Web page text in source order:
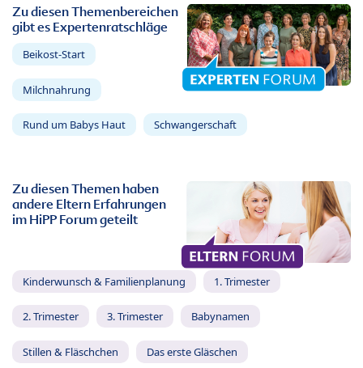
Zu diesen Themenbereichen
gibt es Expertenratschläge
Beikost-Start
Milchnahrung
Rund um Babys Haut Schwangerschaft
Zu diesen Themen haben
andere Eltern Erfahrungen
im HiPP Forum geteilt
Kinderwunsch & Familienplanung 1. Trimester
2. Trimester 3. Trimester Babynamen
Stillen & Fläschchen Das erste Gläschen